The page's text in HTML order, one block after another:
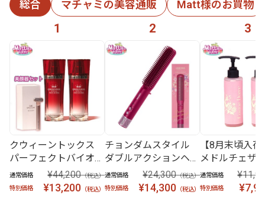
総合 マチャミの美容通販 Matt様のお買物
1
クウィーントックス
パーフェクトバイオセ
ラム 特別3点セット
通常価格 ¥44,200（税込）
特別価格
¥13,200（税込）
2
チョンダムスタイル
ダブルアクションヘア
ブラシ
通常価格 ¥24,300（税込）
特別価格
¥14,300（税込）
3
【8月末頃入
メドルチェザ
実 2本セット
通常価格
特別価格